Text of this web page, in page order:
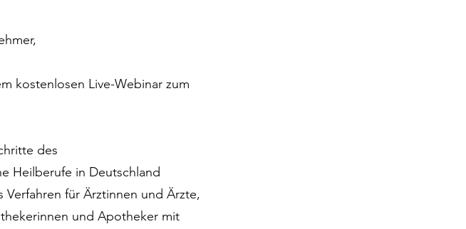
kostenlosen Live-Webinar zum
des
Heilberufe in Deutschland
für Ärztinnen und Ärzte,
und Apotheker mit